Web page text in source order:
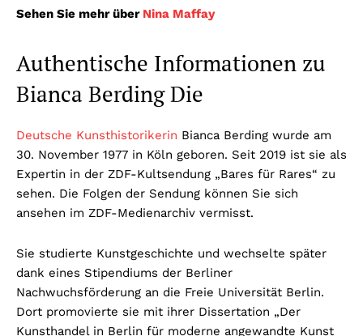
Sehen Sie mehr über Nina Maffay
Authentische Informationen zu
Bianca Berding Die
Deutsche Kunsthistorikerin Bianca Berding wurde am
30. November 1977 in Köln geboren. Seit 2019 ist sie als
Expertin in der ZDF-Kultsendung „Bares für Rares“ zu
sehen. Die Folgen der Sendung können Sie sich
ansehen im ZDF-Medienarchiv vermisst.
Sie studierte Kunstgeschichte und wechselte später
dank eines Stipendiums der Berliner
Nachwuchsförderung an die Freie Universität Berlin.
Dort promovierte sie mit ihrer Dissertation „Der
Kunsthandel in Berlin für moderne angewandte Kunst